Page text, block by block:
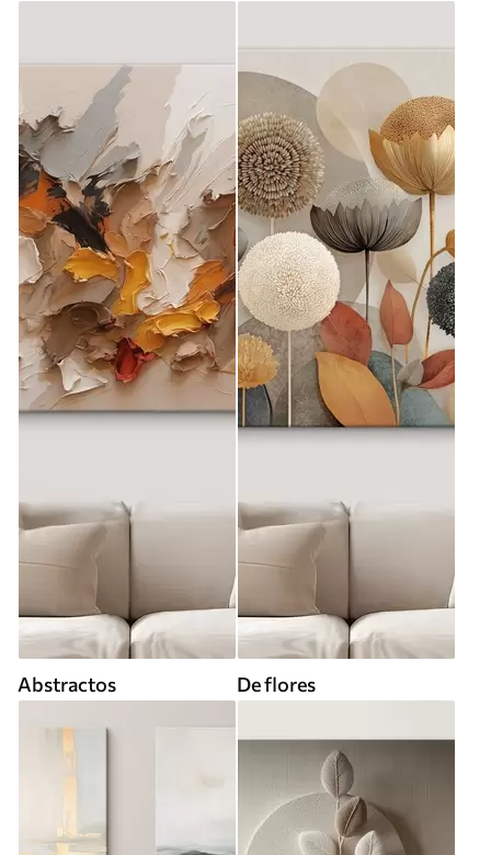
Abstractos De flores